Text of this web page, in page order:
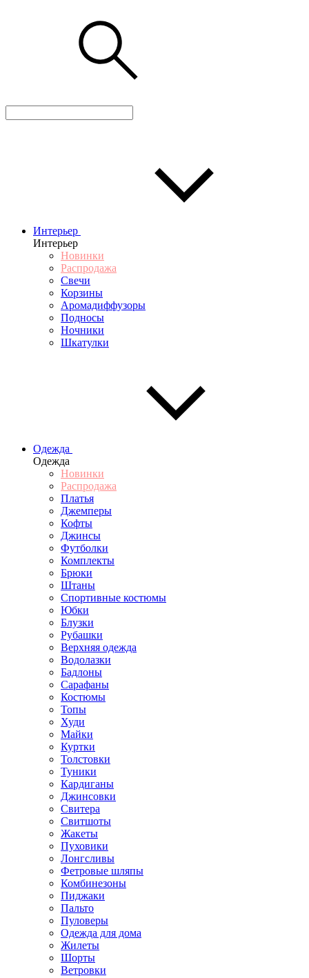
Интерьер
Интерьер
Новинки
Распродажа
Свечи
Корзины
Аромадиффузоры
Подносы
Ночники
Шкатулки
Одежда
Одежда
Новинки
Распродажа
Платья
Джемперы
Кофты
Джинсы
Футболки
Комплекты
Брюки
Штаны
Спортивные костюмы
Юбки
Блузки
Рубашки
Верхняя одежда
Водолазки
Бадлоны
Сарафаны
Костюмы
Топы
Худи
Майки
Куртки
Толстовки
Туники
Кардиганы
Джинсовки
Свитера
Свитшоты
Жакеты
Пуховики
Лонгсливы
Фетровые шляпы
Комбинезоны
Пиджаки
Пальто
Пуловеры
Одежда для дома
Жилеты
Шорты
Ветровки